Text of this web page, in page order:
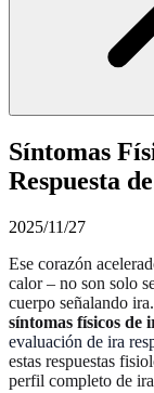
Síntomas
Respuesta
2025/11/27
Ese corazón
calor – no son solo
cuerpo señalando ira.
síntomas físicos de
evaluación de ira
estas respuestas
perfil completo de